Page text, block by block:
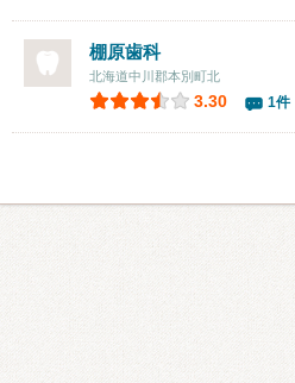
棚原歯科
北海道中川郡本別町北
3.30 1件